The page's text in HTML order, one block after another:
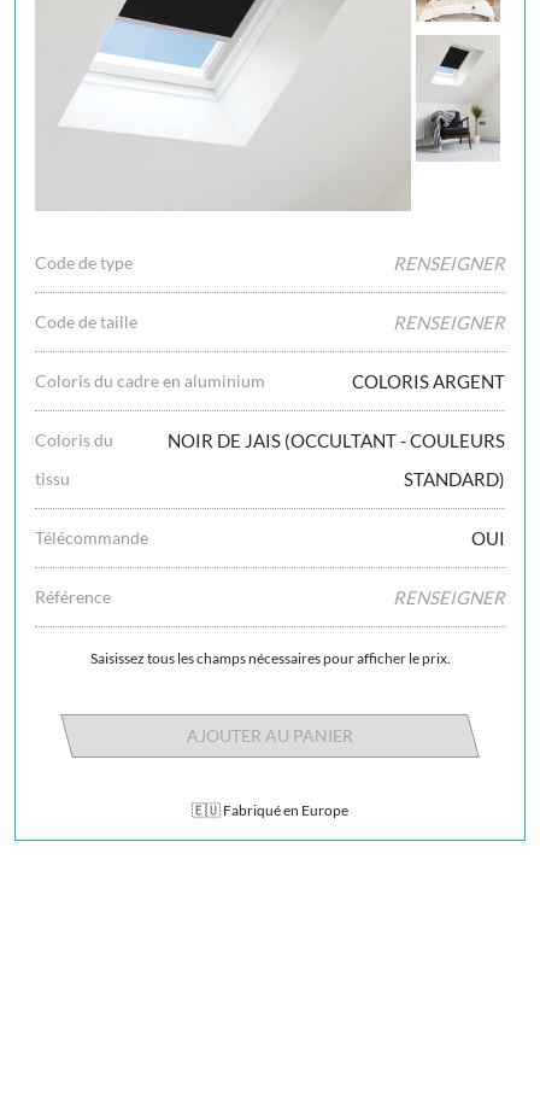
Code de type RENSEIGNER
Code de taille RENSEIGNER
Coloris du cadre en aluminium COLORIS ARGENT
Coloris du
tissu
NOIR DE JAIS (OCCULTANT - COULEURS
STANDARD)
Télécommande OUI
Référence RENSEIGNER
Saisissez tous les champs nécessaires pour afficher le prix.
AJOUTER AU PANIER
🇪🇺 Fabriqué en Europe